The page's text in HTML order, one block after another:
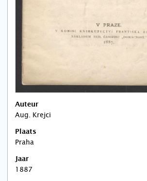
Auteur
Aug. Krejci
Plaats
Praha
Jaar
1887